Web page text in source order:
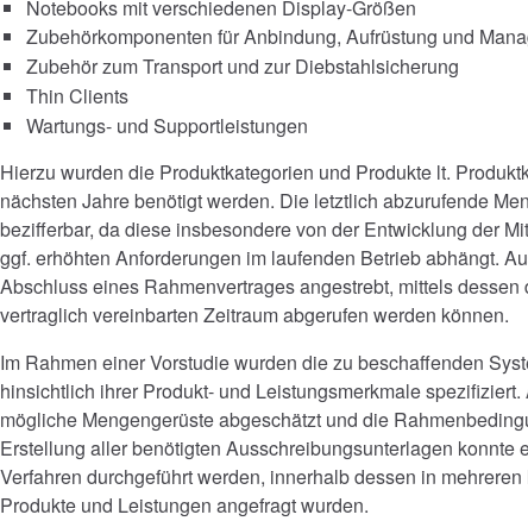
Notebooks mit verschiedenen Display-Größen
Zubehörkomponenten für Anbindung, Aufrüstung und
Zubehör zum Transport und zur Diebstahlsicherung
Thin Clients
Wartungs- und Supportleistungen
Hierzu wurden die Produktkategorien und Produkte lt.
nächsten Jahre benötigt werden. Die letztlich abzurufende
bezifferbar, da diese insbesondere von der Entwicklung der
ggf. erhöhten Anforderungen im laufenden Betrieb abhängt.
Abschluss eines Rahmenvertrages angestrebt, mittels
vertraglich vereinbarten Zeitraum abgerufen werden können.
Im Rahmen einer Vorstudie wurden die zu beschaffenden
hinsichtlich ihrer Produkt- und Leistungsmerkmale
mögliche Mengengerüste abgeschätzt und die
Erstellung aller benötigten Ausschreibungsunterlagen konnte
Verfahren durchgeführt werden, innerhalb dessen in
Produkte und Leistungen angefragt wurden.